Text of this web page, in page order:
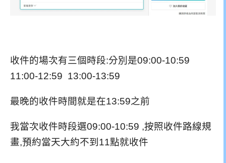
收件的場次有三個時段:分別是09:00-10:59
11:00-12:59 13:00-13:59
最晚的收件時間就是在13:59之前
我當次收件時段選09:00-10:59 ,按照收件路線規
畫,預約當天大約不到11點就收件